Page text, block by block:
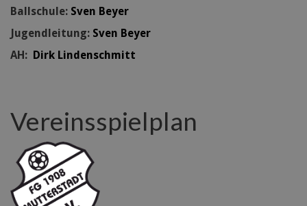
Ballschule: Sven Beyer
Jugendleitung: Sven Beyer
AH: Dirk Lindenschmitt
Vereinsspielplan